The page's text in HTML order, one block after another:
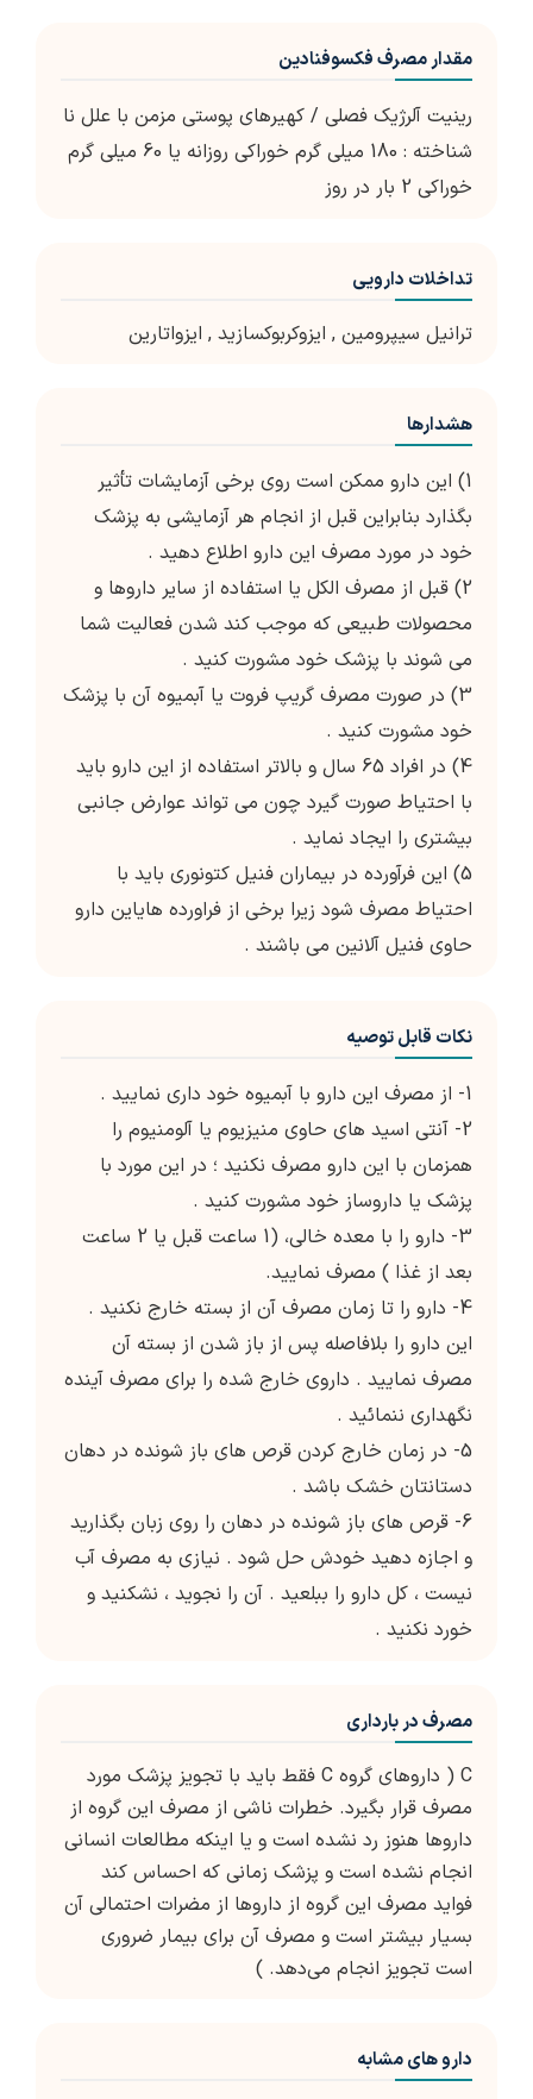
مقدار مصرف فکسوفنادین
رینیت آلرژیک فصلی / کهیرهای پوستی مزمن با علل نا
شناخته : 180 میلی گرم خوراکی روزانه یا 60 میلی گرم
خوراکی 2 بار در روز
تداخلات دارویی
ترانیل سیپرومین , ایزوکربوکسازید , ایزواتارین
هشدارها
1) این دارو ممکن است روی برخی آزمایشات تأثیر
بگذارد بنابراین قبل از انجام هر آزمایشی به پزشک
خود در مورد مصرف این دارو اطلاع دهید .
2) قبل از مصرف الکل یا استفاده از سایر داروها و
محصولات طبیعی که موجب کند شدن فعالیت شما
می شوند با پزشک خود مشورت کنید .
3) در صورت مصرف گریپ فروت یا آبمیوه آن با پزشک
خود مشورت کنید .
4) در افراد 65 سال و بالاتر استفاده از این دارو باید
با احتیاط صورت گیرد چون می تواند عوارض جانبی
بیشتری را ایجاد نماید .
5) این فرآورده در بیماران فنیل کتونوری باید با
احتیاط مصرف شود زیرا برخی از فراورده هایاین دارو
حاوی فنیل آلانین می باشند .
نکات قابل توصیه
1- از مصرف این دارو با آبمیوه خود داری نمایید .
2- آنتی اسید های حاوی منیزیوم یا آلومنیوم را
همزمان با این دارو مصرف نکنید ؛ در این مورد با
پزشک یا داروساز خود مشورت کنید .
3- دارو را با معده خالی، (1 ساعت قبل یا 2 ساعت
بعد از غذا ) مصرف نمایید.
4- دارو را تا زمان مصرف آن از بسته خارج نکنید .
این دارو را بلافاصله پس از باز شدن از بسته آن
مصرف نمایید . داروی خارج شده را برای مصرف آینده
نگهداری ننمائید .
5- در زمان خارج کردن قرص های باز شونده در دهان
دستانتان خشک باشد .
6- قرص های باز شونده در دهان را روی زبان بگذارید
و اجازه دهید خودش حل شود . نیازی به مصرف آب
نیست ، کل دارو را ببلعید . آن را نجوید ، نشکنید و
خورد نکنید .
مصرف در بارداری
C ( داروهای گروه C فقط باید با تجویز پزشک مورد
مصرف قرار بگیرد. خطرات ناشی از مصرف این گروه از
داروها هنوز رد نشده است و یا اینکه مطالعات انسانی
انجام نشده است و پزشک زمانی که احساس کند
فواید مصرف این گروه از داروها از مضرات احتمالی آن
بسیار بیشتر است و مصرف آن برای بیمار ضروری
است تجویز انجام می‌دهد. )
دارو های مشابه